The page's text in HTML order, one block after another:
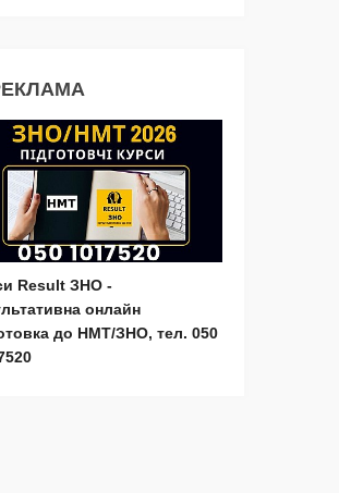
Result ЗНО -
онлайн
до НМТ/ЗНО, тел. 050